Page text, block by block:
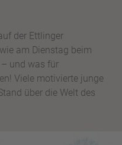
der Ettlinger
am Dienstag beim
und was für
Viele motivierte junge
über die Welt des